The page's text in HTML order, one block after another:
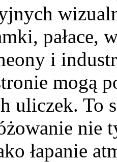
pałace,
i
mogą
uliczek. To
nie
łapanie